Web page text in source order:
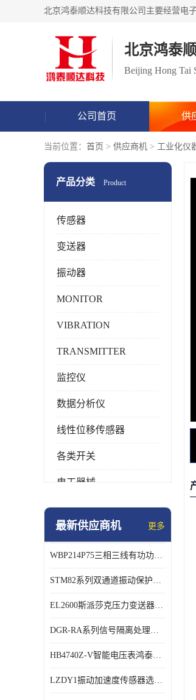
北京鸿泰
Beijing Hong Tai
公司首页 供
当前位置： 首页 > 供应商机 > 工业化仪
产品分类 Product
传感器
变送器
振动器
MONITOR
VIBRATION
TRANSMITTER
监控仪
数据分析仪
线性位移传感器
各类开关
电工器械
模块化产品
特殊用处传感器
特殊用途变送器
最新供应商机 更多
WBP214P75三相三线有功功率传感器鸿泰顺达产品稳定性好
STM82系列双通道振动保护表鸿泰产品技术规格
EL2600斯派莎克压力变送器技术规格
DGR-RA系列信号隔离处理器鸿泰产品技术规格
HB4740Z-V智能电压表鸿泰产品外形美观大方
LZDY1振动加速度传感器选型资料